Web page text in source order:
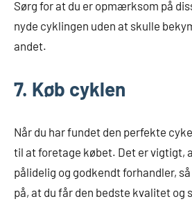
Sørg for at du er opmærksom på
nyde cyklingen uden at skulle
andet.
7. Køb cyklen
Når du har fundet den perfekte
til at foretage købet. Det er vigtigt,
pålidelig og godkendt forhandler,
på, at du får den bedste kvalitet og